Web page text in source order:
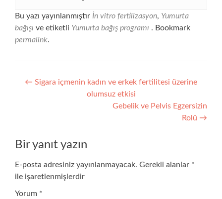
Bu yazı yayınlanmıştır İn vitro fertilizasyon, Yumurta
bağışı ve etiketli Yumurta bağış programı . Bookmark
permalink.
Yazı
gezinmesi
← Sigara içmenin kadın ve erkek fertilitesi üzerine
olumsuz etkisi
Gebelik ve Pelvis Egzersizin
Rolü →
Bir yanıt yazın
E-posta adresiniz yayınlanmayacak. Gerekli alanlar *
ile işaretlenmişlerdir
Yorum *